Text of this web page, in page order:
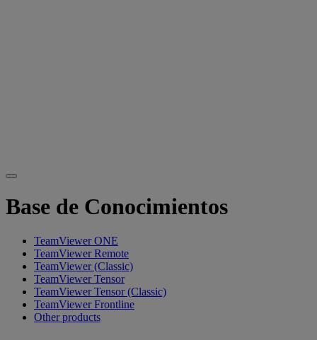
Base de Conocimientos
TeamViewer ONE
TeamViewer Remote
TeamViewer (Classic)
TeamViewer Tensor
TeamViewer Tensor (Classic)
TeamViewer Frontline
Other products